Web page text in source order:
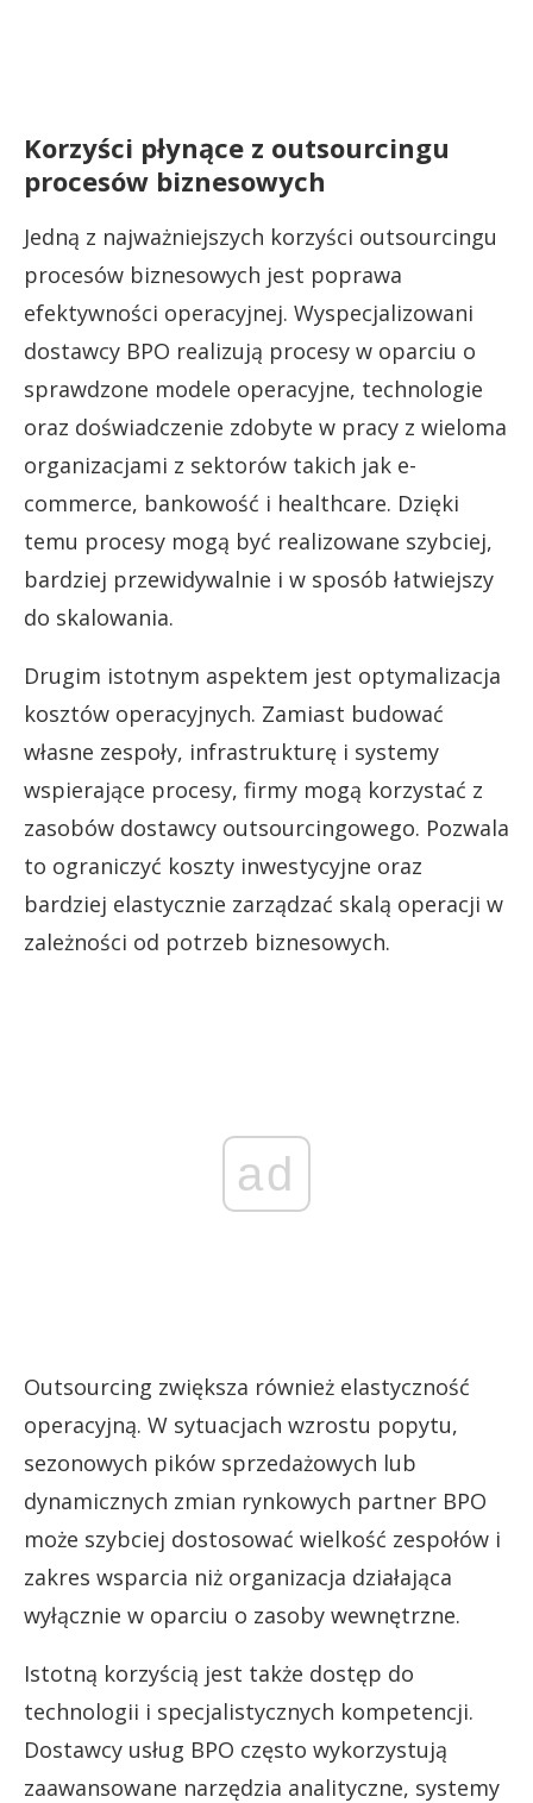
Korzyści płynące z outsourcingu
procesów biznesowych
Jedną z najważniejszych korzyści outsourcingu
procesów biznesowych jest poprawa
efektywności operacyjnej. Wyspecjalizowani
dostawcy BPO realizują procesy w oparciu o
sprawdzone modele operacyjne, technologie
oraz doświadczenie zdobyte w pracy z wieloma
organizacjami z sektorów takich jak e-
commerce, bankowość i healthcare. Dzięki
temu procesy mogą być realizowane szybciej,
bardziej przewidywalnie i w sposób łatwiejszy
do skalowania.
Drugim istotnym aspektem jest optymalizacja
kosztów operacyjnych. Zamiast budować
własne zespoły, infrastrukturę i systemy
wspierające procesy, firmy mogą korzystać z
zasobów dostawcy outsourcingowego. Pozwala
to ograniczyć koszty inwestycyjne oraz
bardziej elastycznie zarządzać skalą operacji w
zależności od potrzeb biznesowych.
ad
Outsourcing zwiększa również elastyczność
operacyjną. W sytuacjach wzrostu popytu,
sezonowych pików sprzedażowych lub
dynamicznych zmian rynkowych partner BPO
może szybciej dostosować wielkość zespołów i
zakres wsparcia niż organizacja działająca
wyłącznie w oparciu o zasoby wewnętrzne.
Istotną korzyścią jest także dostęp do
technologii i specjalistycznych kompetencji.
Dostawcy usług BPO często wykorzystują
zaawansowane narzędzia analityczne, systemy